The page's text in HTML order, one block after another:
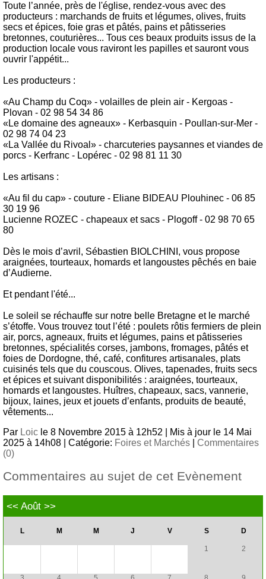
Toute l’année, près de l'église, rendez-vous avec des
producteurs : marchands de fruits et légumes, olives, fruits
secs et épices, foie gras et pâtés, pains et pâtisseries
bretonnes, couturières... Tous ces beaux produits issus de la
production locale vous raviront les papilles et sauront vous
ouvrir l'appétit...
Les producteurs :
«Au Champ du Coq» - volailles de plein air - Kergoas -
Plovan - 02 98 54 34 86
«Le domaine des agneaux» - Kerbasquin - Poullan-sur-Mer -
02 98 74 04 23
«La Vallée du Rivoal» - charcuteries paysannes et viandes de
porcs - Kerfranc - Lopérec - 02 98 81 11 30
Les artisans :
«Au fil du cap» - couture - Eliane BIDEAU Plouhinec - 06 85
30 19 96
Lucienne ROZEC - chapeaux et sacs - Plogoff - 02 98 70 65
80
Dès le mois d’avril, Sébastien BIOLCHINI, vous propose
araignées, tourteaux, homards et langoustes pêchés en baie
d’Audierne.
Et pendant l'été...
Le soleil se réchauffe sur notre belle Bretagne et le marché
s’étoffe. Vous trouvez tout l’été : poulets rôtis fermiers de plein
air, porcs, agneaux, fruits et légumes, pains et pâtisseries
bretonnes, spécialités corses, jambons, fromages, pâtés et
foies de Dordogne, thé, café, confitures artisanales, plats
cuisinés tels que du couscous. Olives, tapenades, fruits secs
et épices et suivant disponibilités : araignées, tourteaux,
homards et langoustes. Huîtres, chapeaux, sacs, vannerie,
bijoux, laines, jeux et jouets d’enfants, produits de beauté,
vêtements...
Par Loic le 8 Novembre 2015 à 12h52 | Mis à jour le 14 Mai
2025 à 14h08 | Catégorie: Foires et Marchés
Commentaires
(0)
Commentaires au sujet de cet Evènement
<< Août >>
L M M J V S D
1 2